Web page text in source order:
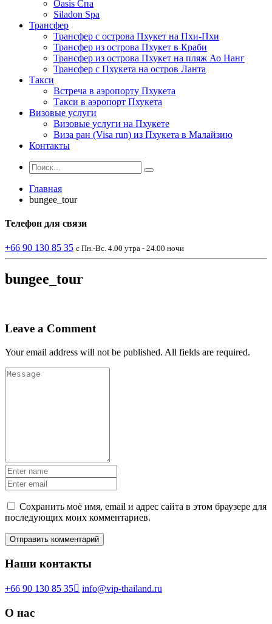
Oasis Спа
Siladon Spa
Трансфер
Трансфер с острова Пхукет на Пхи-Пхи
Трансфер из острова Пхукет в Краби
Трансфер из острова Пхукет на пляж Ао Нанг
Трансфер с Пхукета на остров Ланта
Такси
Встреча в аэропорту Пхукета
Такси в аэропорт Пхукета
Визовые услуги
Визовые услуги на Пхукете
Виза ран (Visa run) из Пхукета в Малайзию
Контакты
Главная
bungee_tour
Телефон для связи
+66 90 130 85 35 с Пн.-Вс. 4.00 утра - 24.00 ночи
bungee_tour
Leave a Comment
Your email address will not be published. All fields are required.
Сохранить моё имя, email и адрес сайта в этом браузере для
последующих моих комментариев.
Наши контакты
+66 90 130 85 35 info@vip-thailand.ru
О нас